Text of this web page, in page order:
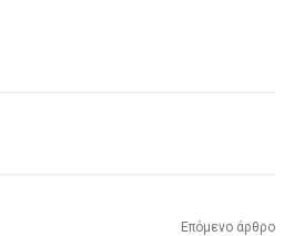
Επόμενο άρθρο